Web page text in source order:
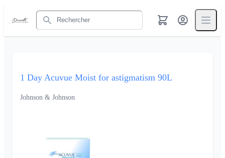
Rechercher
1 Day Acuvue Moist for astigmatism 90L
Johnson & Johnson